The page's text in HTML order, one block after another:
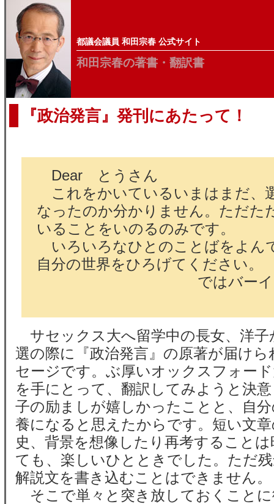
都議会議員 和田宗春 公式サイト
和田宗春の著書・翻訳書
『政治発言』発刊にあたって！
Dear とうさん
これをかいているいまはまだ、
なったのか分かりません。ただた
いることをいのるのみです。
いろいろなひとのことばをよん
自分の世界をひろげてください。
ではバー
サセックス大へ留学中の長女、洋子
選の際に『政治発言』の原著が届け
セージです。ぶ厚いオックスフォー
を手にとって、翻訳してみようと決
子の励ましが嬉しかったことと、自
養になると思えたからです。短い文
史、背景を想像したり再考すること
ても、楽しいひとときでした。ただ
解説文を書き込むことはできません。
そこで単々と突き放しておくこと